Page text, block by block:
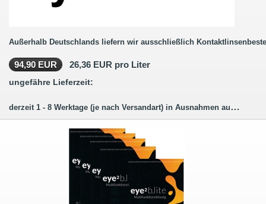
Außerhalb Deutschlands liefern wir ausschließlich
94,90 EUR 26,36 EUR pro Liter
ungefähre Lieferzeit:
derzeit 1 - 8 Werktage (je nach Versandart) in Ausnahmen auch länger.